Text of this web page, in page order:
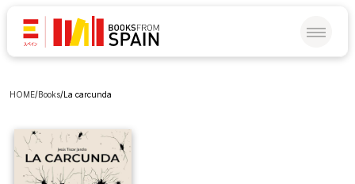
HOME/Books/La carcunda